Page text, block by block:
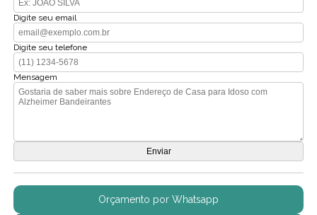
Digite seu email
Digite seu telefone
Mensagem
Orçamento por Whatsapp